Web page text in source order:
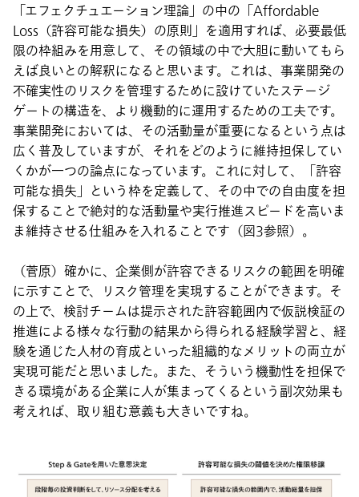
「エフェクチュエーション理論」の中の「Affordable
Loss（許容可能な損失）の原則」を適用すれば、必要最低
限の枠組みを用意して、その領域の中で大胆に動いてもら
えば良いとの解釈になると思います。これは、事業開発の
不確実性のリスクを管理するために設けていたステージ
ゲートの構造を、より機動的に運用するための工夫です。
事業開発においては、その活動量が重要になるという点は
広く普及していますが、それをどのように維持担保してい
くかが一つの論点になっています。これに対して、「許容
可能な損失」という枠を定義して、その中での自由度を担
保することで絶対的な活動量や実行推進スピードを高いま
ま維持させる仕組みを入れることです（図3参照）。
（菅原）確かに、企業側が許容できるリスクの範囲を明確
に示すことで、リスク管理を実現することができます。そ
の上で、検討チームは提示された許容範囲内で仮説検証の
推進による様々な行動の結果から得られる経験学習と、経
験を通じた人材の育成といった組織的なメリットの両立が
実現可能だと思いました。また、そういう機動性を担保で
きる環境がある企業に人が集まってくるという副次効果も
考えれば、取り組む意義も大きいですね。